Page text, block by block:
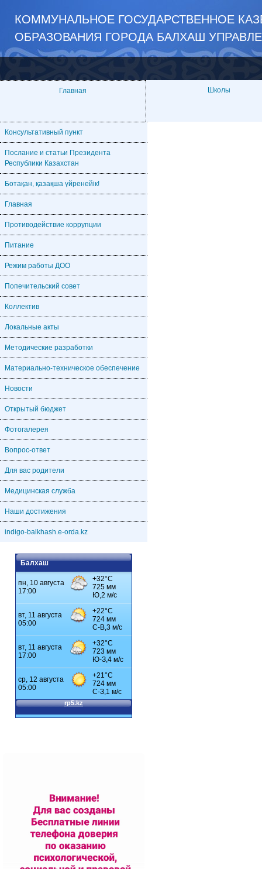
КОММУНАЛЬНОЕ ГОСУДАРСТВЕННОЕ
ОБРАЗОВАНИЯ ГОРОДА БАЛХАШ
Главная Школы
Консультативный пункт
Послание и статьи Президента
Республики Казахстан
Ботақан, қазақша үйренейік!
Главная
Противодействие коррупции
Питание
Режим работы ДОО
Попечительский совет
Коллектив
Локальные акты
Методические разработки
Материально-техническое обеспечение
Новости
Открытый бюджет
Фотогалерея
Вопрос-ответ
Для вас родители
Медицинская служба
Наши достижения
indigo-balkhash.e-orda.kz
Балхаш